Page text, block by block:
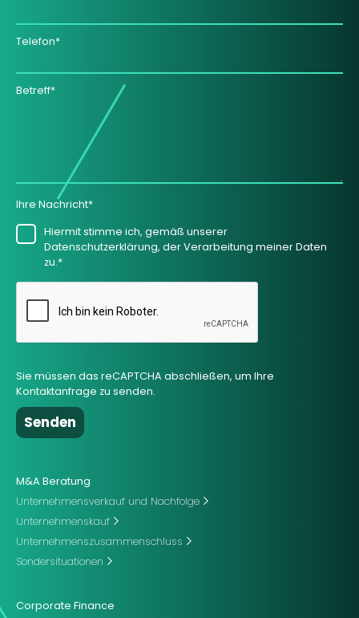
Telefon*
Betreff*
Ihre Nachricht*
Hiermit stimme ich, gemäß unserer
Datenschutzerklärung, der Verarbeitung meiner Daten
zu.*
Sie müssen das reCAPTCHA abschließen, um Ihre
Kontaktanfrage zu senden.
M&A Beratung
Unternehmensverkauf und Nachfolge
Unternehmenskauf
Unternehmenszusammenschluss
Sondersituationen
Corporate Finance